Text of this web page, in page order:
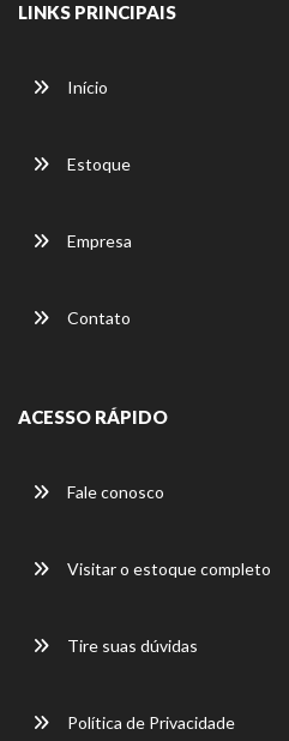
LINKS PRINCIPAIS
Início
Estoque
Empresa
Contato
ACESSO RÁPIDO
Fale conosco
Visitar o estoque completo
Tire suas dúvidas
Política de Privacidade